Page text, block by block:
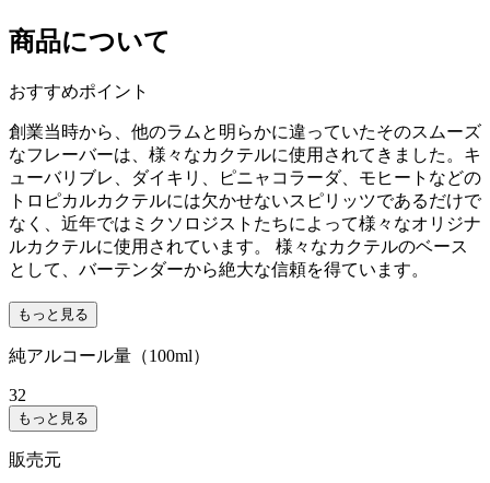
商品について
おすすめポイント
創業当時から、他のラムと明らかに違っていたそのスムーズ
なフレーバーは、様々なカクテルに使用されてきました。キ
ューバリブレ、ダイキリ、ピニャコラーダ、モヒートなどの
トロピカルカクテルには欠かせないスピリッツであるだけで
なく、近年ではミクソロジストたちによって様々なオリジナ
ルカクテルに使用されています。 様々なカクテルのベース
として、バーテンダーから絶大な信頼を得ています。
もっと見る
純アルコール量（100ml）
32
もっと見る
販売元